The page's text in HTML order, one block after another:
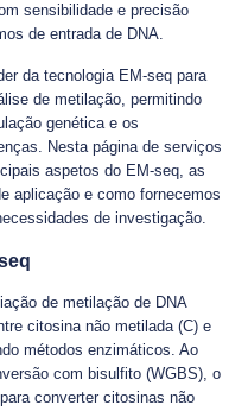
sensibilidade e precisão
de entrada de DNA.
da tecnologia EM-seq para
de metilação, permitindo
genética e os
Nesta página de serviços
aspetos do EM-seq, as
aplicação e como fornecemos
de investigação.
de metilação de DNA
citosina não metilada (C) e
métodos enzimáticos. Ao
com bisulfito (WGBS), o
converter citosinas não